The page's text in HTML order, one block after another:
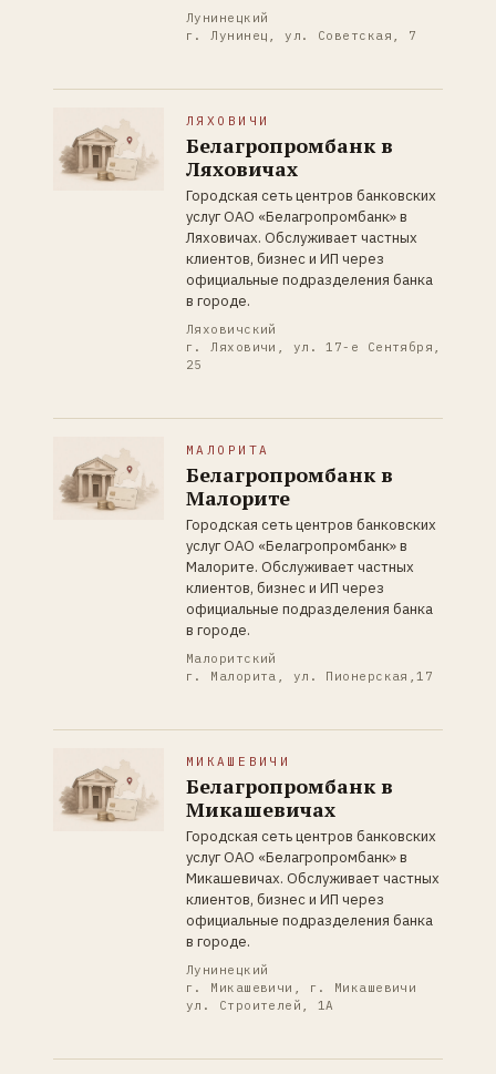
Лунинецкий
г. Лунинец, ул. Советская, 7
ЛЯХОВИЧИ
Белагропромбанк в
Ляховичах
Городская сеть центров банковских
услуг ОАО «Белагропромбанк» в
Ляховичах. Обслуживает частных
клиентов, бизнес и ИП через
официальные подразделения банка
в городе.
Ляховичский
г. Ляховичи, ул. 17-е Сентября,
25
МАЛОРИТА
Белагропромбанк в
Малорите
Городская сеть центров банковских
услуг ОАО «Белагропромбанк» в
Малорите. Обслуживает частных
клиентов, бизнес и ИП через
официальные подразделения банка
в городе.
Малоритский
г. Малорита, ул. Пионерская,17
МИКАШЕВИЧИ
Белагропромбанк в
Микашевичах
Городская сеть центров банковских
услуг ОАО «Белагропромбанк» в
Микашевичах. Обслуживает частных
клиентов, бизнес и ИП через
официальные подразделения банка
в городе.
Лунинецкий
г. Микашевичи, г. Микашевичи
ул. Строителей, 1А